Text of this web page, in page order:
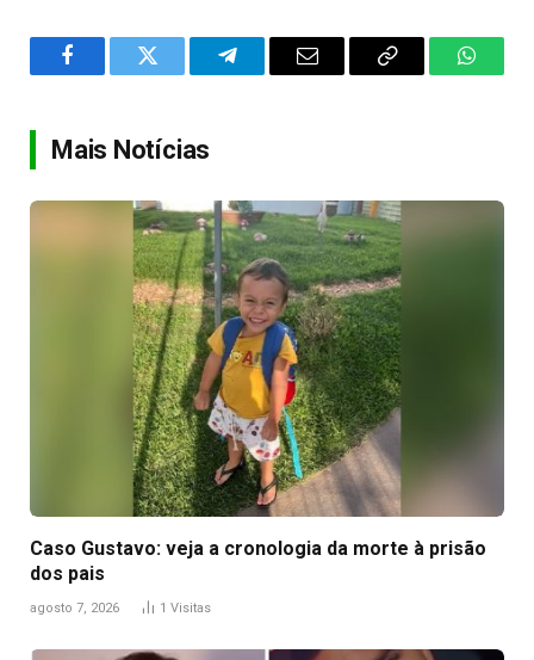
FacebookTwitter TelegramEmail
Copy
Mais Notícias
Caso Gustavo: veja a cronologia da morte à prisão
dos pais
agosto 7, 2026 1 Visitas